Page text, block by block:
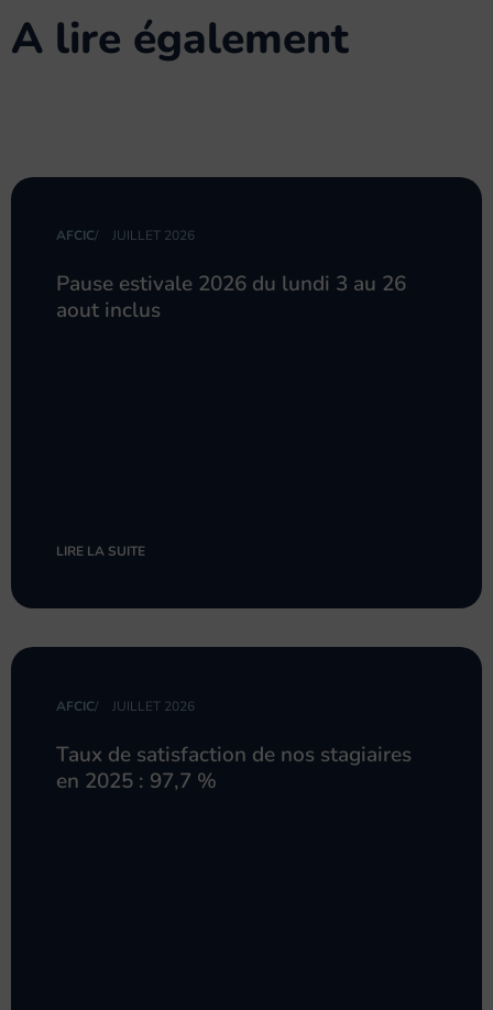
A lire également
AFCIC/ JUILLET 2026
Pause estivale 2026 du lundi 3 au 26
aout inclus
LIRE LA SUITE
AFCIC/ JUILLET 2026
Taux de satisfaction de nos stagiaires
en 2025 : 97,7 %